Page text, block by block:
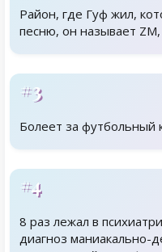
Район, где Гуф жил,
песню, он называет
#3
Болеет за футбольный
#4
8 раз лежал в
диагноз маниакально-